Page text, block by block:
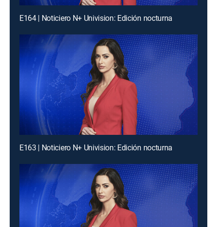
E164 | Noticiero N+ Univision: Edición nocturna
E163 | Noticiero N+ Univision: Edición nocturna